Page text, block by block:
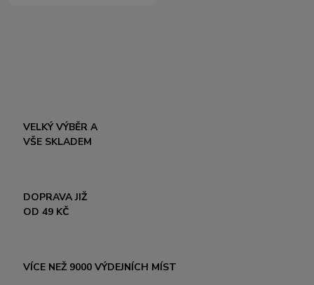
VELKÝ VÝBĚR A
VŠE SKLADEM
DOPRAVA JIŽ
OD 49 KČ
VÍCE NEŽ 9000 VÝDEJNÍCH MÍST